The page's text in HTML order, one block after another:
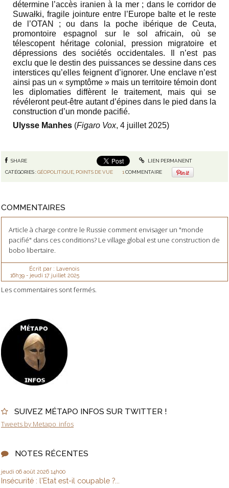
SUIVEZ MÉTAPO INFOS SUR TWITTER !
Tweets by Metapo_infos
NOTES RÉCENTES
jeudi 06 août 2026 14h00
Insécurité : l'Etat est-il coupable ?...
détermine l’accès iranien à la mer ; dans le corridor de
Suwałki, fragile jointure entre l’Europe balte et le reste
de l’OTAN ; ou dans la poche ibérique de Ceuta,
promontoire espagnol sur le sol africain, où se
télescopent héritage colonial, pression migratoire et
dépressions des sociétés occidentales. Il n’est pas
exclu que le destin des puissances se dessine dans ces
interstices qu’elles feignent d’ignorer. Une enclave n’est
ainsi pas un « symptôme » mais un territoire témoin dont
les diplomaties diffèrent le traitement, mais qui se
révéleront peut-être autant d’épines dans le pied dans la
construction d’un monde pacifié.
Ulysse Manhes(Figaro Vox, 4 juillet 2025)
SHARE
LIEN PERMANENT
CATÉGORIES :GÉOPOLITIQUE POINTS DE VUE 1 COMMENTAIRE
COMMENTAIRES
Article à charge contre le Russie comment envisager un "monde
pacifié" dans ces conditions? Le village global est une construction de
bobo libertaire.
Écrit par : Lavenois
16h39- jeudi 17 juillet 2025
Les commentaires sont fermés.